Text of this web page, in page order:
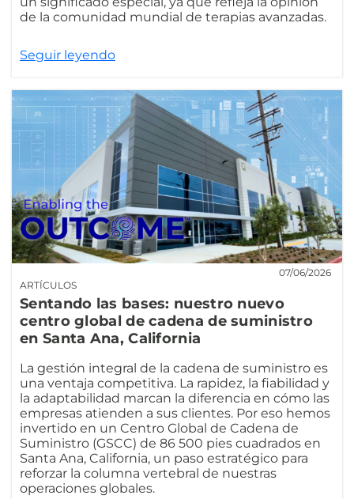
de la comunidad mundial de terapias avanzadas.
Seguir leyendo
ARTÍCULOS
07/06/2026
Sentando las bases: nuestro nuevo
centro global de cadena de suministro
en Santa Ana, California
La gestión integral de la cadena de suministro es
una ventaja competitiva. La rapidez, la fiabilidad y
la adaptabilidad marcan la diferencia en cómo las
empresas atienden a sus clientes. Por eso hemos
invertido en un Centro Global de Cadena de
Suministro (GSCC) de 86 500 pies cuadrados en
Santa Ana, California, un paso estratégico para
reforzar la columna vertebral de nuestras
operaciones globales.